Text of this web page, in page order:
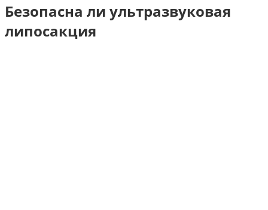
Безопасна ли ультразвуковая
липосакция